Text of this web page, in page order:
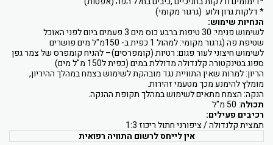
* דלקות גרון ולוע (גרגור מקומי)
הנחיות שימוש:
לשימוש פנימי: 30 טיפות ברבע כוס מים 3 פעמים ביום לפני האוכל
שטיפת פה (גרגור מקומי: למהול 1 כפית ב- 150מ"ל מים פושרים
לשימוש חיצוני לעור פגום: רטיות (קומפרסים)– להניח קומפרס של צמר גפן
ספוג בטינקטורה קלנדולה מדוללת במים (כפית ל150 מ"ל מים)
הריון: למרות שאין התוויית נגד מובהקת לשימוש בצמח במהלך ההיריון,
מומלץ להימנע מכך מטעמי זהירות.
הנקה: הצמח מתאים לשימוש במהלך תקופת ההנקה.
תכולה: 50 מ"ל
רכיבים פעילים:
תמצית קלנדולה / ציפורני חתול ריכוז 1:3
אין לייחס לרשום התוויה רפואית